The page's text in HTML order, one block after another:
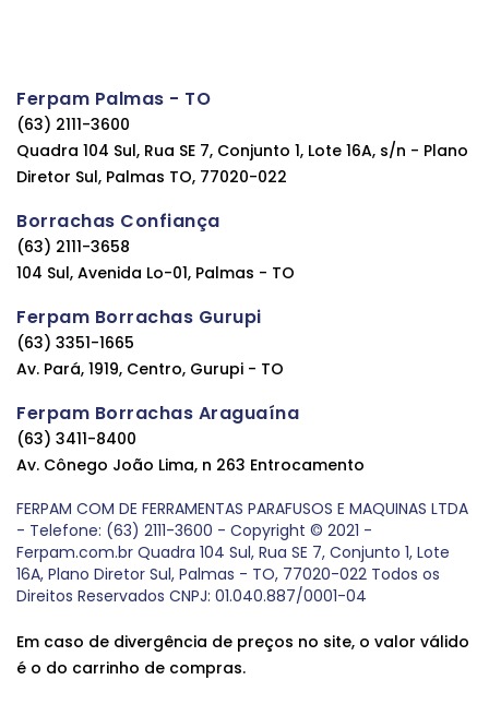
Ferpam Palmas - TO
(63) 2111-3600
Quadra 104 Sul, Rua SE 7, Conjunto 1, Lote 16A, s/n - Plano
Diretor Sul, Palmas TO, 77020-022
Borrachas Confiança
(63) 2111-3658
104 Sul, Avenida Lo-01, Palmas - TO
Ferpam Borrachas Gurupi
(63) 3351-1665
Av. Pará, 1919, Centro, Gurupi - TO
Ferpam Borrachas Araguaína
(63) 3411-8400
Av. Cônego João Lima, n 263 Entrocamento
FERPAM COM DE FERRAMENTAS PARAFUSOS E MAQUINAS LTDA
- Telefone: (63) 2111-3600 - Copyright © 2021 -
Ferpam.com.br Quadra 104 Sul, Rua SE 7, Conjunto 1, Lote
16A, Plano Diretor Sul, Palmas - TO, 77020-022 Todos os
Direitos Reservados CNPJ: 01.040.887/0001-04
Em caso de divergência de preços no site, o valor válido
é o do carrinho de compras.